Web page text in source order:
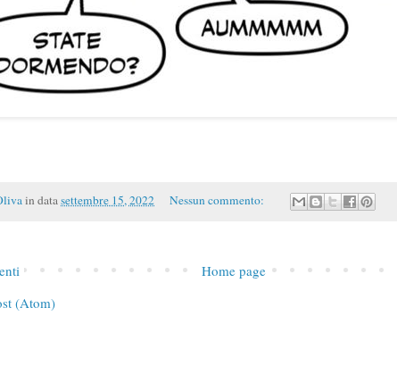
in data settembre 15, 2022 Nessun commento:
Home page
(Atom)